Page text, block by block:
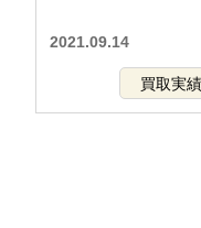
2021.09.14
買取実績